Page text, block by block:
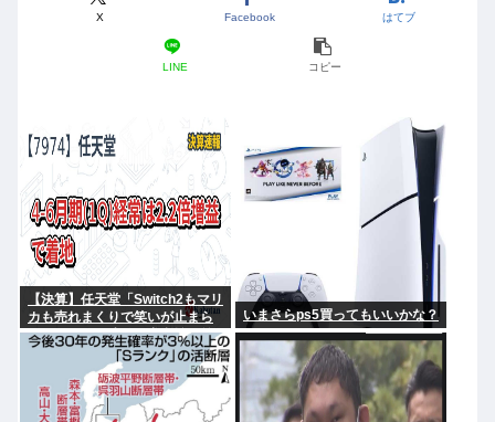
X Facebook はてブ
LINE コピー
【決算】任天堂「Switch2もマリ
カも売れまくりで笑いが止まら
んどすえ！」連結経常利益は前
年同期比2.2倍の2061億円に
いまさらps5買ってもいいかな？